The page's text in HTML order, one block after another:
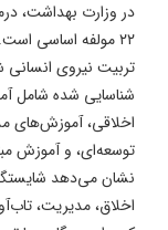
در وزارت بهداشت،
۲۲ مولفه اساسی
تربیت نیروی انسانی
شناسایی شده شامل
اخلاقی، آموزش‌های
توسعه‌ای، و آموزش
نشان می‌دهد
اخلاق، مدیریت،